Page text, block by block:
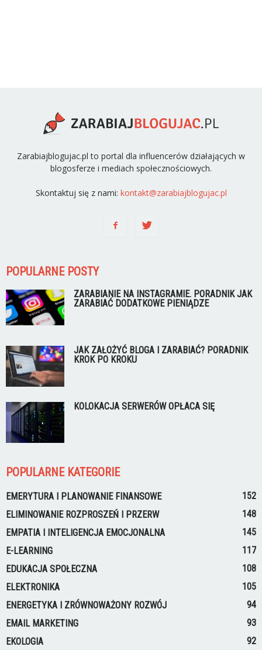
Zarabiajblogujac.pl to portal dla influencerów działających w
blogosferze i mediach społecznościowych.
Skontaktuj się z nami: kontakt@zarabiajblogujac.pl
POPULARNE POSTY
ZARABIANIE NA INSTAGRAMIE. PORADNIK JAK
ZARABIAĆ DODATKOWE PIENIĄDZE
JAK ZAŁOŻYĆ BLOGA I ZARABIAĆ? PORADNIK
KROK PO KROKU
KOLOKACJA SERWERÓW OPŁACA SIĘ
POPULARNE KATEGORIE
EMERYTURA I PLANOWANIE FINANSOWE
152
ELIMINOWANIE ROZPROSZEŃ I PRZERW
148
EMPATIA I INTELIGENCJA EMOCJONALNA
145
E-LEARNING
117
EDUKACJA SPOŁECZNA
108
ELEKTRONIKA
105
ENERGETYKA I ZRÓWNOWAŻONY ROZWÓJ
94
EMAIL MARKETING
93
EKOLOGIA
92